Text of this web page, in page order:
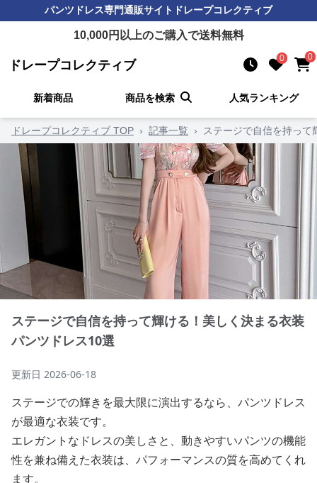
パンツドレス専門通販サイト ドレープコレクティブ
10,000円以上のご購入で送料無料
ドレープコレクティブ 0 0
新着商品 商品を検索 人気ランキング
ドレープコレクティブ TOP › 記事一覧 › ステージで自信を持っ
ステージで自信を持って輝ける！美しく決まる衣装
パンツドレス10選
更新日 2026-06-18
ステージでの輝きを最大限に演出するなら、パンツドレス
が最適な衣装です。
エレガントなドレスの美しさと、動きやすいパンツの機能
性を兼ね備えた衣装は、パフォーマンスの質を高めてくれ
ます。